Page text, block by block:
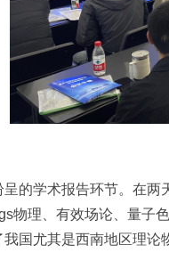
的学术报告环节。在
物理、有效场论、量子
国尤其是西南地区理论